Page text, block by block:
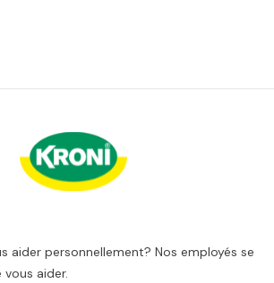
aider personnellement? Nos employés se
aider.